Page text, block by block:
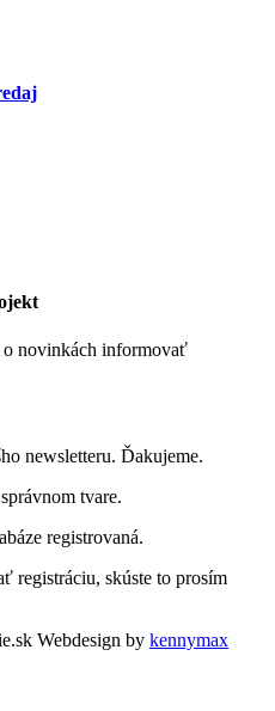
o novinkách informovať
newsletteru. Ďakujeme.
tvare.
registrovaná.
registráciu, skúste to prosím
Webdesign by kennymax